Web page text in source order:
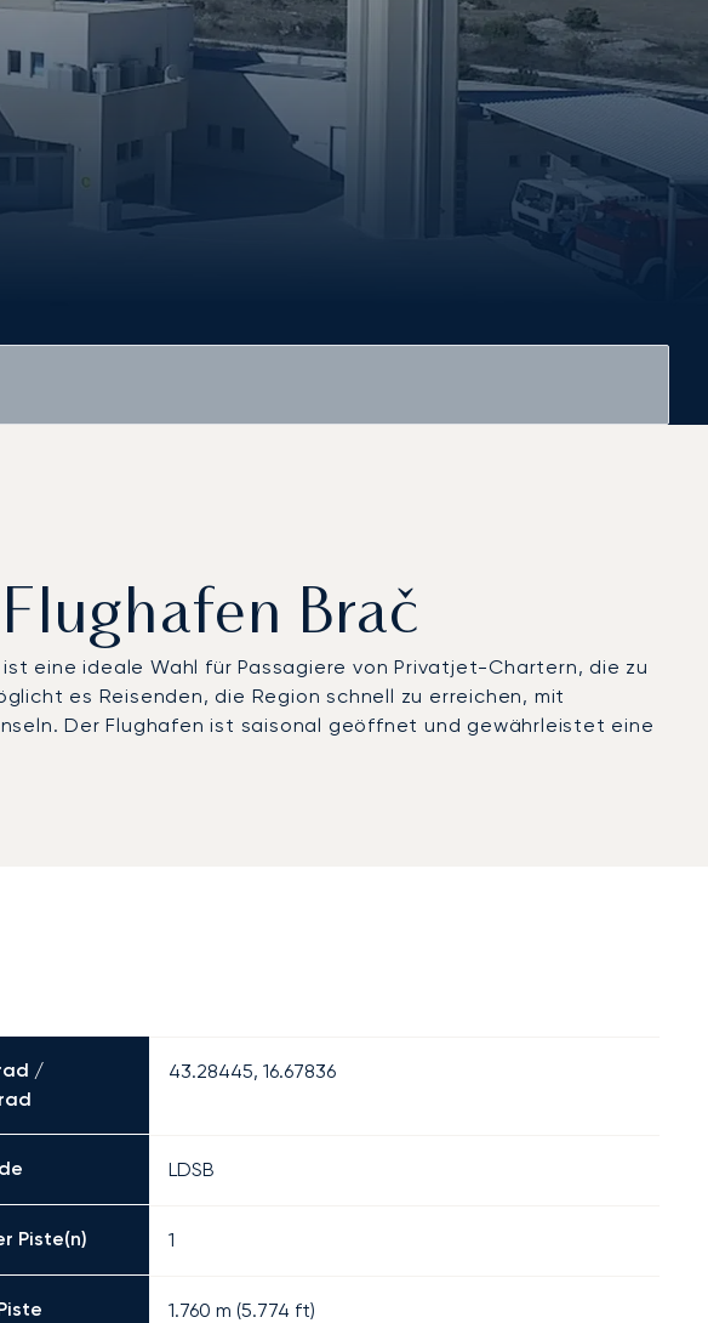
Brač
ist eine ideale Wahl für Passagiere von Privatjet-Chartern, die zu
es Reisenden, die Region schnell zu erreichen, mit
Der Flughafen ist saisonal geöffnet und gewährleistet eine
/
43.28445, 16.67836
LDSB
Piste(n) 1
1.760 m (5.774 ft)